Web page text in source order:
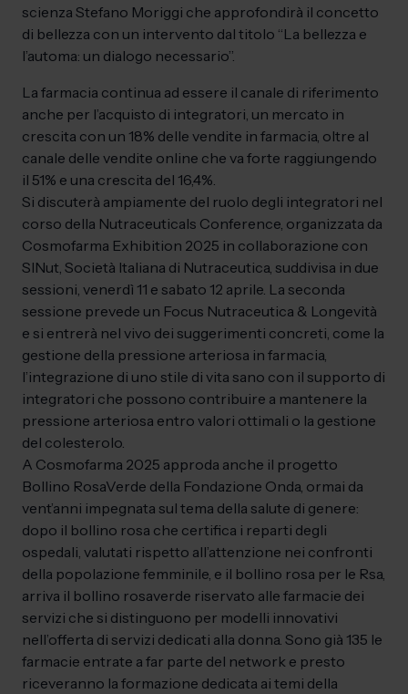
scienza Stefano Moriggi che approfondirà il concetto
di bellezza con un intervento dal titolo “La bellezza e
l’automa: un dialogo necessario”.
La farmacia continua ad essere il canale di riferimento
anche per l’acquisto di integratori, un mercato in
crescita con un 18% delle vendite in farmacia, oltre al
canale delle vendite online che va forte raggiungendo
il 51% e una crescita del 16,4%.
Si discuterà ampiamente del ruolo degli integratori nel
corso della Nutraceuticals Conference, organizzata da
Cosmofarma Exhibition 2025 in collaborazione con
SINut, Società Italiana di Nutraceutica, suddivisa in due
sessioni, venerdì 11 e sabato 12 aprile. La seconda
sessione prevede un Focus Nutraceutica & Longevità
e si entrerà nel vivo dei suggerimenti concreti, come la
gestione della pressione arteriosa in farmacia,
l’integrazione di uno stile di vita sano con il supporto di
integratori che possono contribuire a mantenere la
pressione arteriosa entro valori ottimali o la gestione
del colesterolo.
A Cosmofarma 2025 approda anche il progetto
Bollino RosaVerde della Fondazione Onda, ormai da
vent’anni impegnata sul tema della salute di genere:
dopo il bollino rosa che certifica i reparti degli
ospedali, valutati rispetto all’attenzione nei confronti
della popolazione femminile, e il bollino rosa per le Rsa,
arriva il bollino rosaverde riservato alle farmacie dei
servizi che si distinguono per modelli innovativi
nell’offerta di servizi dedicati alla donna. Sono già 135 le
farmacie entrate a far parte del network e presto
riceveranno la formazione dedicata ai temi della